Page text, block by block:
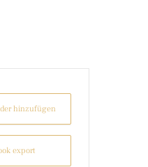
hinzufügen
export